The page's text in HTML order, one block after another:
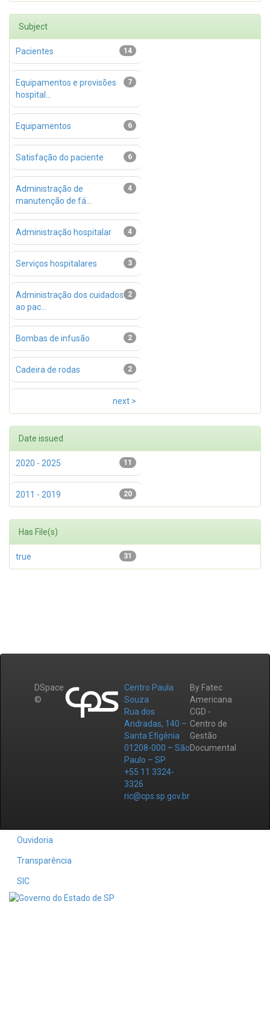
Subject
14
Pacientes
7
Equipamentos e provisões
hospital...
6
Equipamentos
6
Satisfação do paciente
4
Administração de
manutenção de fá...
4
Administração hospitalar
3
Serviços hospitalares
2
Administração dos cuidados
ao pac...
2
Bombas de infusão
2
Cadeira de rodas
next >
Date issued
11
2020 - 2025
20
2011 - 2019
Has File(s)
31
true
DSpace
©
Centro Paula
Souza
Rua dos
Andradas, 140 –
Santa Efigênia
01208-000 – São
Paulo – SP
+55 11 3324-
3326
ric@cps.sp.gov.br
By Fatec
Americana
CGD -
Centro de
Gestão
Documental
Ouvidoria
Transparência
SIC